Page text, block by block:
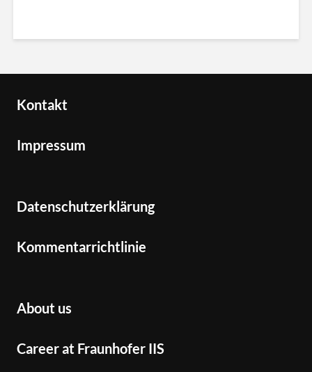
Kontakt
Impressum
Datenschutzerklärung
Kommentarrichtlinie
About us
Career at Fraunhofer IIS